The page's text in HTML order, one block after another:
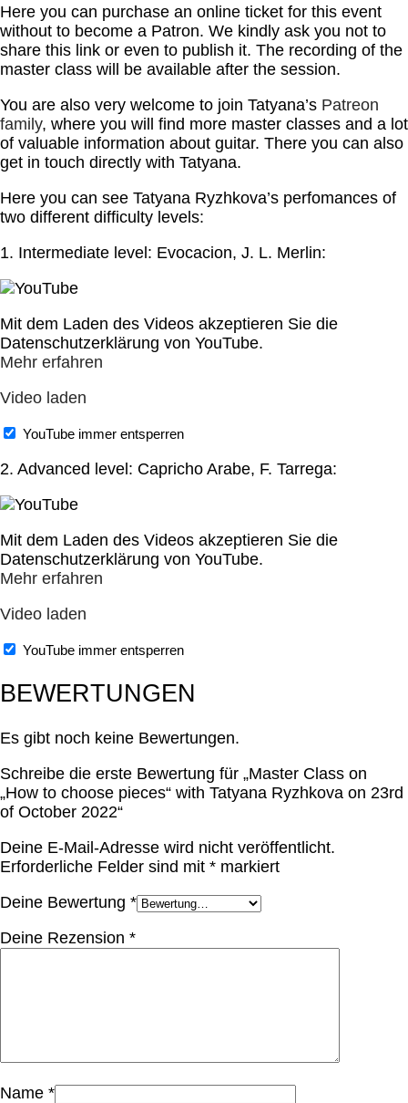
Here you can purchase an online ticket for this event
without to become a Patron. We kindly ask you not to
share this link or even to publish it. The recording of the
master class will be available after the session.
You are also very welcome to join Tatyana’s Patreon
family, where you will find more master classes and a lot
of valuable information about guitar. There you can also
get in touch directly with Tatyana.
Here you can see Tatyana Ryzhkova’s perfomances of
two different difficulty levels:
1. Intermediate level: Evocacion, J. L. Merlin:
Mit dem Laden des Videos akzeptieren Sie die
Datenschutzerklärung von YouTube.
Mehr erfahren
Video laden
YouTube immer entsperren
2. Advanced level: Capricho Arabe, F. Tarrega:
Mit dem Laden des Videos akzeptieren Sie die
Datenschutzerklärung von YouTube.
Mehr erfahren
Video laden
YouTube immer entsperren
BEWERTUNGEN
Es gibt noch keine Bewertungen.
Schreibe die erste Bewertung für „Master Class on
„How to choose pieces“ with Tatyana Ryzhkova on 23rd
of October 2022“
Deine E-Mail-Adresse wird nicht veröffentlicht.
Erforderliche Felder sind mit * markiert
Deine Bewertung *
Deine Rezension *
Name *